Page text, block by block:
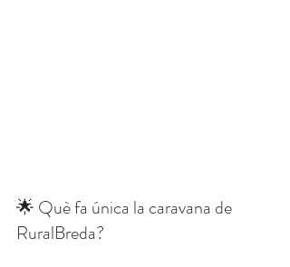
🌟 Què fa única la caravana de
RuralBreda?